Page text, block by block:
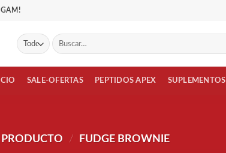
Buscar
por:
SALE-OFERTAS PEPTIDOS APEX SUPLEMENTOS
PRODUCTO / FUDGE BROWNIE